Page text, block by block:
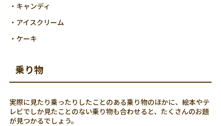
・キャンディ
・アイスクリーム
・ケーキ
乗り物
実際に見たり乗ったりしたことのある乗り物のほかに、絵本やテ
レビでしか見たことのない乗り物も合わせると、たくさんのお題
が見つかるでしょう。